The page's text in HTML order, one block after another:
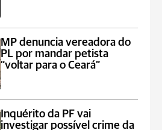
MP denuncia vereadora do
PL por mandar petista
“voltar para o Ceará”
Inquérito da PF vai
investigar possível crime da